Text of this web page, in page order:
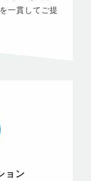
一貫してご提
ョン